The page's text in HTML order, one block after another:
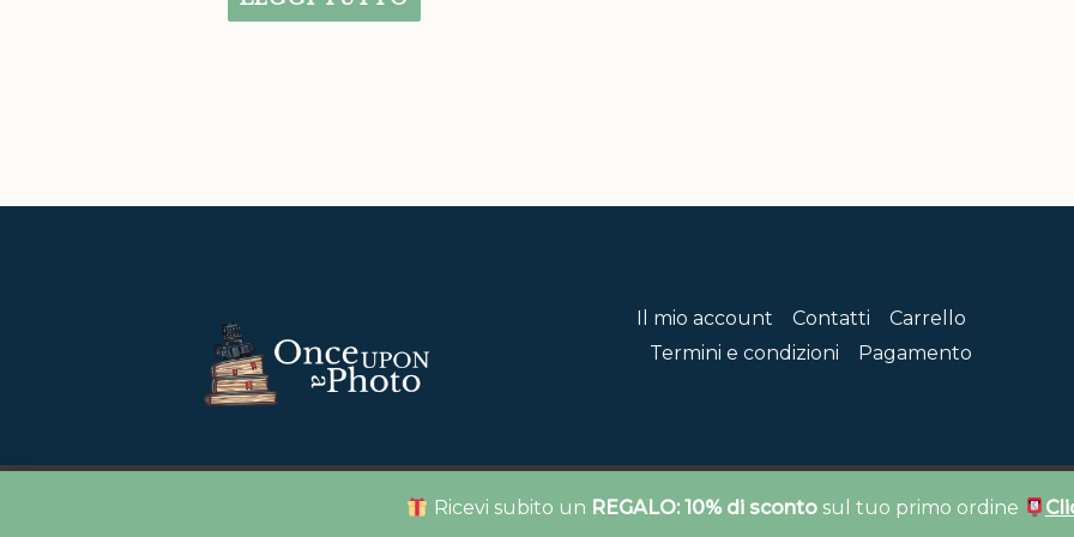
Ricevi subito un REGALO: 10% di sconto sul tuo primo ordine
Il mio account Contatti
Carrello
Termini e condizioni
Pagamento
Copyright © 2026 Once Upon a Photo. Powered by Once Upon a Photo |